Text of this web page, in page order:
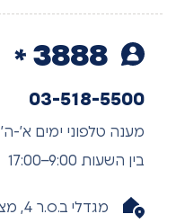
03-518-5500
מענה טלפוני ימים א’-ה’
בין השעות 9:00–17:00
מגדלי ב.ס.ר 4, מצדה 7 בני ברק